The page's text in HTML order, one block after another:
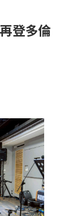
登多倫